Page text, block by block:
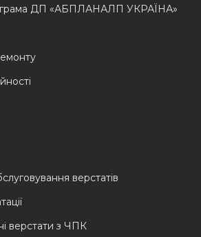
ДП «АБПЛАНАЛП УКРАЇНА»
верстатів
верстати з ЧПК